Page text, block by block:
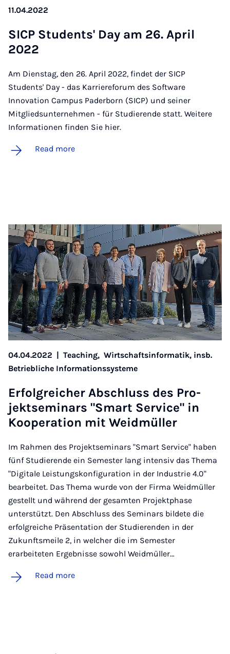
11.04.2022
SICP Stu­dents' Day am 26. April
2022
Am Dienstag, den 26. April 2022, findet der SICP
Students' Day - das Karriereforum des Software
Innovation Campus Paderborn (SICP) und seiner
Mitgliedsunternehmen - für Studierende statt. Weitere
Informationen finden Sie hier.
Read more
04.04.2022 | Teaching, Wirtschaftsinformatik, insb.
Betriebliche Informationssysteme
Er­fol­greich­er Ab­schluss des Pro­
jekt­sem­inars "Smart Ser­vice" in
Ko­op­er­a­tion mit Weidmüller
Im Rahmen des Projektseminars "Smart Service" haben
fünf Studierende ein Semester lang intensiv das Thema
"Digitale Leistungskonfiguration in der Industrie 4.0"
bearbeitet. Das Thema wurde von der Firma Weidmüller
gestellt und während der gesamten Projektphase
unterstützt. Den Abschluss des Seminars bildete die
erfolgreiche Präsentation der Studierenden in der
Zukunftsmeile 2, in welcher die im Semester
erarbeiteten Ergebnisse sowohl Weidmüller…
Read more